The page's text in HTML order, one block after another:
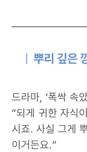
드라마, ‘폭싹 속
“되게 귀한 자식
시죠. 사실 그게
이거든요.”